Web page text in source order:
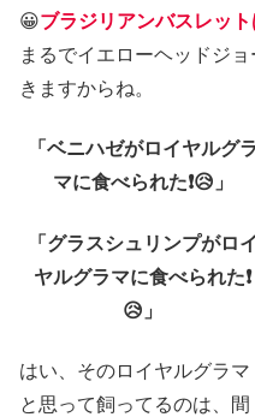
😀ブラジリアンバスレッ
まるでイエローヘッドジ
きますからね。
「ベニハゼがロイヤルグラ
マに食べられた❗😥」
「グラスシュリンプがロイ
ヤルグラマに食べられた❗
😥」
はい、そのロイヤルグラマ
と思って飼ってるのは、間